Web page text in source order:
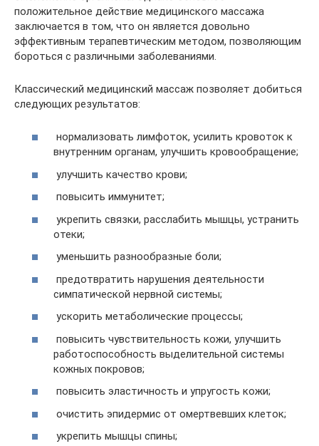
положительное действие медицинского массажа
заключается в том, что он является довольно
эффективным терапевтическим методом, позволяющим
бороться с различными заболеваниями.
Классический медицинский массаж позволяет добиться
следующих результатов:
нормализовать лимфоток, усилить кровоток к
внутренним органам, улучшить кровообращение;
улучшить качество крови;
повысить иммунитет;
укрепить связки, расслабить мышцы, устранить
отеки;
уменьшить разнообразные боли;
предотвратить нарушения деятельности
симпатической нервной системы;
ускорить метаболические процессы;
повысить чувствительность кожи, улучшить
работоспособность выделительной системы
кожных покровов;
повысить эластичность и упругость кожи;
очистить эпидермис от омертвевших клеток;
укрепить мышцы спины;